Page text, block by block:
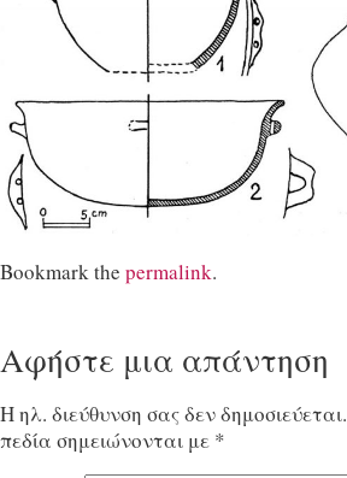
Bookmark the permalink.
Αφήστε μια απάντηση
Η ηλ. διεύθυνση σας δεν δημοσιεύεται.
πεδία σημειώνονται με *